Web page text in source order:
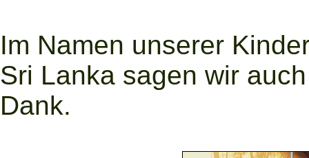
Im Namen unserer
Sri Lanka sagen wir
Dank.